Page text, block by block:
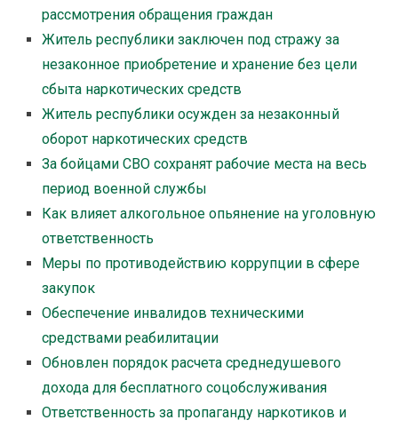
рассмотрения обращения граждан
Житель республики заключен под стражу за
незаконное приобретение и хранение без цели
сбыта наркотических средств
Житель республики осужден за незаконный
оборот наркотических средств
За бойцами СВО сохранят рабочие места на весь
период военной службы
Как влияет алкогольное опьянение на уголовную
ответственность
Меры по противодействию коррупции в сфере
закупок
Обеспечение инвалидов техническими
средствами реабилитации
Обновлен порядок расчета среднедушевого
дохода для бесплатного соцобслуживания
Ответственность за пропаганду наркотиков и